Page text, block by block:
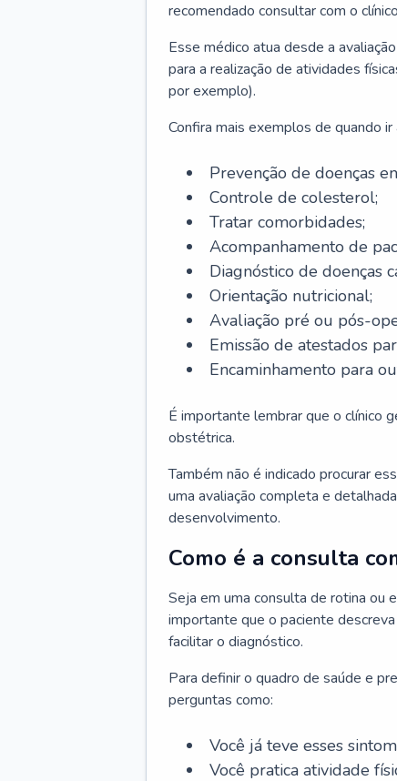
recomendado consultar com o
Esse médico atua desde a
para a realização de atividades
por exemplo).
Confira mais exemplos de quando ir
Prevenção de doenças
Controle de colesterol;
Tratar comorbidades;
Acompanhamento de
Diagnóstico de doenças
Orientação nutricional;
Avaliação pré ou pós-
Emissão de atestados
Encaminhamento para
É importante lembrar que o clínico
obstétrica.
Também não é indicado procurar
uma avaliação completa e
desenvolvimento.
Como é a consulta
Seja em uma consulta de rotina ou
importante que o paciente
facilitar o diagnóstico.
Para definir o quadro de saúde e
perguntas como:
Você já teve esses
Você pratica atividade